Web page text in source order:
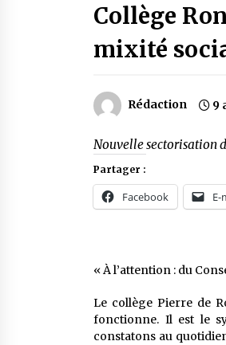
Collège
mixité
Rédaction 9
Nouvelle sectorisation
Partager :
Facebook E-
« À l’attention : du
Le collège Pierre de
fonctionne. Il est le
constatons au